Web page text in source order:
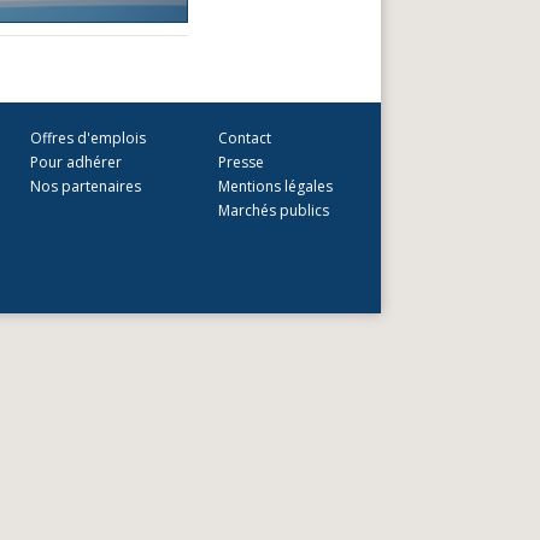
Contact
Presse
Mentions légales
Marchés publics
Offres d'emplois
Pour adhérer
Nos partenaires